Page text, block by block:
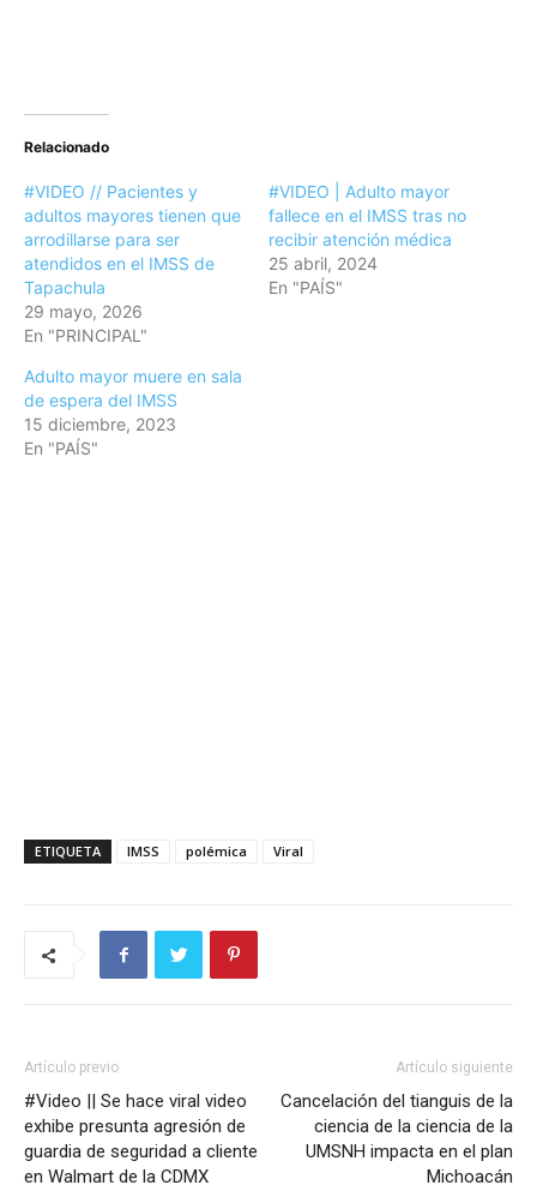
Relacionado
#VIDEO // Pacientes y
adultos mayores tienen que
arrodillarse para ser
atendidos en el IMSS de
Tapachula
29 mayo, 2026
En "PRINCIPAL"
#VIDEO | Adulto mayor
fallece en el IMSS tras no
recibir atención médica
25 abril, 2024
En "PAÍS"
Adulto mayor muere en sala
de espera del IMSS
15 diciembre, 2023
En "PAÍS"
ETIQUETA IMSS polémica Viral
Artículo previo
#Video || Se hace viral video
exhibe presunta agresión de
guardia de seguridad a cliente
en Walmart de la CDMX
Artículo siguiente
Cancelación del tianguis de la
ciencia de la ciencia de la
UMSNH impacta en el plan
Michoacán